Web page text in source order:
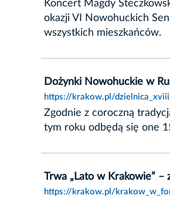
Koncert Magdy
okazji VI Nowohuckich
wszystkich mieszkańców.
Dożynki Nowohuckie w
https://krakow.pl/
Zgodnie z coroczną
tym roku odbędą się one
Trwa „Lato w Krakowie” –
https://krakow.pl/